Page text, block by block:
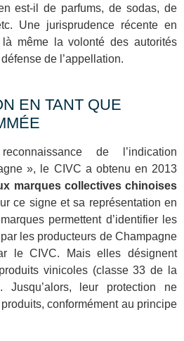
est-il de parfums, de sodas, de
Une jurisprudence récente en
même la volonté des autorités
de l’appellation.
EN TANT QUE
de l’indication
», le CIVC a obtenu en 2013
marques collectives chinoises
ce signe et sa représentation en
permettent d’identifier les
les producteurs de Champagne
le CIVC. Mais elles désignent
vinicoles (classe 33 de la
Jusqu’alors, leur protection ne
conformément au principe